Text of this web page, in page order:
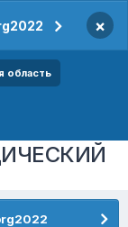
×
область